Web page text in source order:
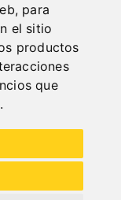
, para
el sitio
productos
que
.